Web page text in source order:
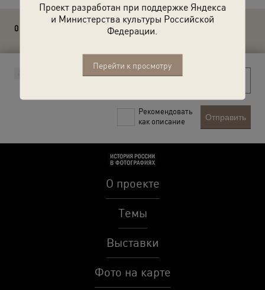
Проект разработан при поддержке Яндекса
и Министерства культуры Российской
Федерации.
Перейти к просмотру
0 комментариев
Рекомендовать
как описание
Отправить
О проекте
Темы
Выставки
Фото на карте